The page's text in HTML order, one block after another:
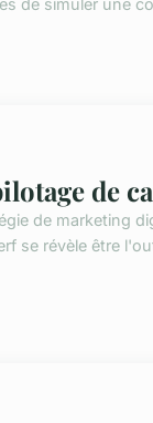
de
de marketing
se révèle être